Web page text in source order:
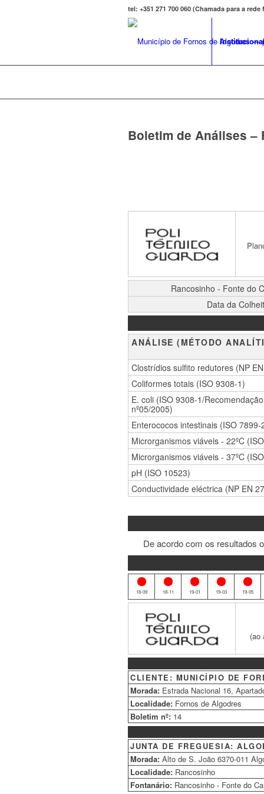
tel: +351 271 700 060 (Chamada para a
Boletim de Análises –
Análises
do
Feira
2019
DE
ANÁLISES
Rancosinho - Fonte do
Data da
Parâmetros
ANÁLISE (MÉTODO
Clostrídios sulfito redutores (NP
Coliformes totais (ISO 9308-1)
E. coli (ISO 9308-1/
nº05/2005)
Enterococos intestinais (ISO 7899-
Microrganismos viáveis - 22ºC
Microrganismos viáveis - 37ºC
pH (ISO 10523)
Conductividade eléctrica (NP EN
De acordo com os resultados
Histórico
18-09 18-11 19-01 19-03 19-05
ANÁLISES
(ao
1.Identificação
do
Cliente
CLIENTE: MUNICÍPIO DE
Morada: Estrada Nacional 16,
Localidade: Fornos de Algodres
Boletim nº: 14
2.Identificação
da
Localidade
do
JUNTA DE FREGUESIA:
Morada: Alto de S. João 6370-011
Localidade: Rancosinho
Fontanário: Rancosinho - Fonte do